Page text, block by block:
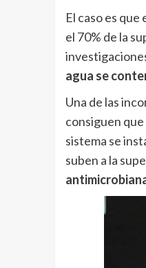
El caso es que
el 70% de la
agua se
Una de las
consiguen
sistema se
suben a la